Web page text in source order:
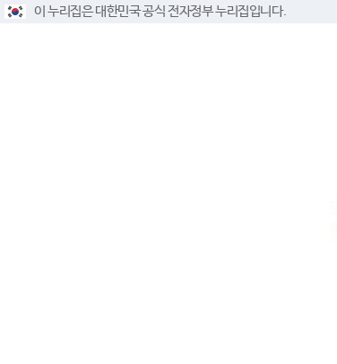
이 누리집은 대한민국 공식 전자정부 누리집입니다.